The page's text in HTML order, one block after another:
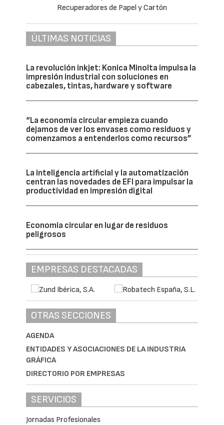
ÚLTIMAS NOTICIAS
La revolución inkjet: Konica Minolta impulsa la
impresión industrial con soluciones en
cabezales, tintas, hardware y software
“La economía circular empieza cuando
dejamos de ver los envases como residuos y
comenzamos a entenderlos como recursos”
La inteligencia artificial y la automatización
centran las novedades de EFI para impulsar la
productividad en impresión digital
Economía circular en lugar de residuos
peligrosos
EMPRESAS DESTACADAS
OTRAS SECCIONES
AGENDA
ENTIDADES Y ASOCIACIONES DE LA INDUSTRIA
GRÁFICA
DIRECTORIO POR EMPRESAS
SERVICIOS
Jornadas Profesionales